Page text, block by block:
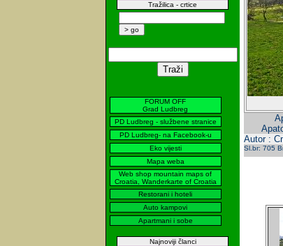
Tražilica - crtice
FORUM OFF
Grad Ludbreg
PD Ludbreg - službene stranice
PD Ludbreg- na Facebook-u
Eko vijesti
Mapa weba
Web shop mountain maps of
Croatia, Wanderkarte of Croatia
Restorani i hoteli
Auto kampovi
Apartmani i sobe
Najnoviji članci
Autor :
Sl.br: 705